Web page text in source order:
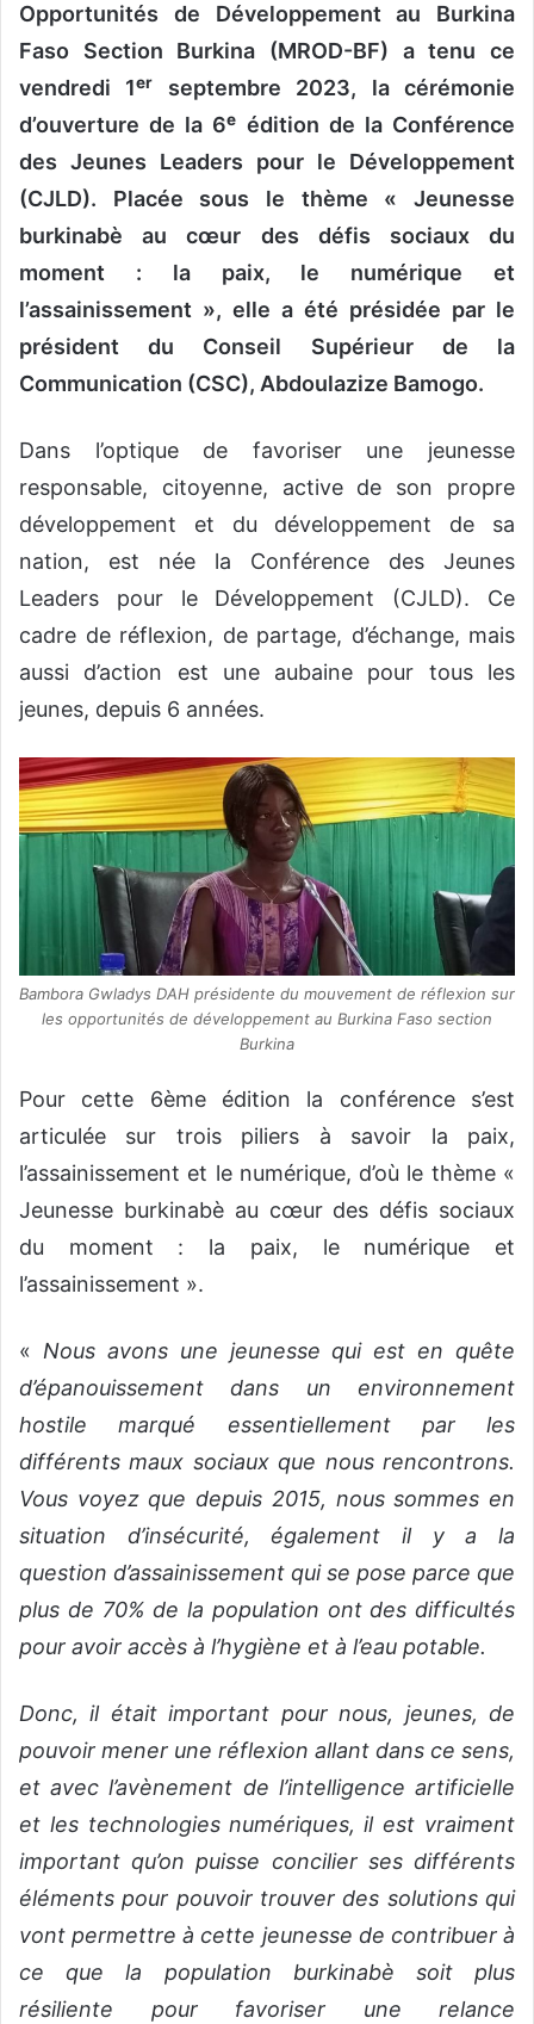
i
l
Opportunités de Développement au Burkina
Faso Section Burkina (MROD-BF) a tenu ce
vendredi 1er
septembre 2023, la cérémonie
d’ouverture de la 6e édition de la Conférence
des Jeunes Leaders pour le Développement
(CJLD). Placée sous le thème « Jeunesse
burkinabè au cœur des défis sociaux du
moment : la paix, le numérique et
l’assainissement », elle a été présidée par le
président du Conseil Supérieur de la
Communication (CSC), Abdoulazize Bamogo.
Dans l’optique de favoriser une jeunesse
responsable, citoyenne, active de son propre
développement et du développement de sa
nation, est née la Conférence des Jeunes
Leaders pour le Développement (CJLD). Ce
cadre de réflexion, de partage, d’échange, mais
aussi d’action est une aubaine pour tous les
jeunes, depuis 6 années.
Bambora Gwladys DAH présidente du mouvement de réflexion sur
les opportunités de développement au Burkina Faso section
Burkina
Pour cette 6ème édition la conférence s’est
articulée sur trois piliers à savoir la paix,
l’assainissement et le numérique, d’où le thème «
Jeunesse burkinabè au cœur des défis sociaux
du moment : la paix, le numérique et
l’assainissement ».
« Nous avons une jeunesse qui est en quête
d’épanouissement dans un environnement
hostile marqué essentiellement par les
différents maux sociaux que nous rencontrons.
Vous voyez que depuis 2015, nous sommes en
situation d’insécurité, également il y a la
question d’assainissement qui se pose parce que
plus de 70% de la population ont des difficultés
pour avoir accès à l’hygiène et à l’eau potable.
Donc, il était important pour nous, jeunes, de
pouvoir mener une réflexion allant dans ce sens,
et avec l’avènement de l’intelligence artificielle
et les technologies numériques, il est vraiment
important qu’on puisse concilier ses différents
éléments pour pouvoir trouver des solutions qui
vont permettre à cette jeunesse de contribuer à
ce que la population burkinabè soit plus
résiliente pour favoriser une relance